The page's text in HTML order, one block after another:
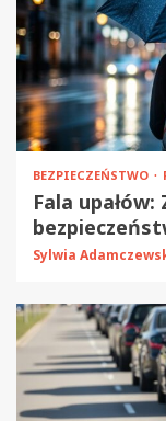
BEZPIECZEŃSTWO
Fala
Sylwia